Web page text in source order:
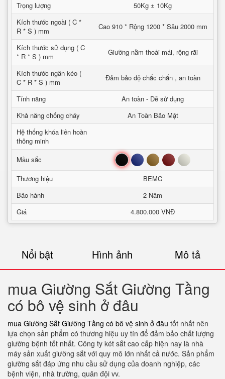
Trọng lượng
50Kg ± 10Kg
Kích thước ngoài ( C *
R * S ) mm
Cao 910 * Rộng 1200 * Sâu 2000 mm
Kích thước sử dụng ( C
* R * S ) mm
Giường nằm thoải mái, rộng rãi
Kích thước ngăn kéo (
C * R * S ) mm
Đảm bảo độ chắc chắn , an toàn
Tính năng
An toàn - Dễ sử dụng
Khả năng chống cháy
An Toàn Bảo Mật
Hệ thống khóa liên hoàn
thông minh
Mầu sắc
Đen Xanh Nâu Đỏ Trắng
Thương hiệu
BEMC
Bảo hành
2 Năm
Giá
4.800.000 VNĐ
Nổi bật Hình ảnh Mô tả
mua Giường Sắt Giường Tầng
có bô vệ sinh ở đâu
mua Giường Sắt Giường Tầng có bô vệ sinh ở đâu tốt nhất nên
lựa chọn sản phẩm có thương hiệu uy tín để đảm bảo chất lượng
giường bệnh tốt nhất. Công ty két sắt cao cấp hiện nay là nhà
máy sản xuất giường sắt với quy mô lớn nhất cả nước. Sản phẩm
giường sắt đáp ứng nhu cầu sử dụng của doanh nghiệp, các
bệnh viện, nhà trường, quân đội vv.